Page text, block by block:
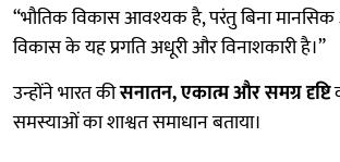
“भौतिक विकास आवश्यक है, परंतु बिना
विकास के यह प्रगति अधूरी और विनाशकारी है।”
उन्होंने भारत कीसनातन, एकात्म और समग्र दृष्टि
समस्याओं का शाश्वत समाधान बताया।